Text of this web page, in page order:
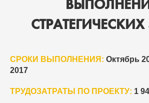
СРОКИ ВЫПОЛНЕНИЯ: Октябрь
2017
ТРУДОЗАТРАТЫ ПО ПРОЕКТУ: 1